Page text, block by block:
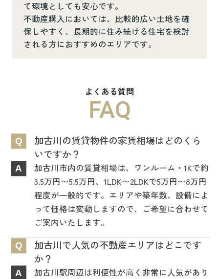
て環境としても安心です。
不動産購入においては、比較的広い土地を確
保しやすく、長期的に住み続ける住宅を検討
される方におすすめのエリアです。
よくある質問
FAQ
Q
加古川の賃貸物件の家賃相場はどのくら
いですか？
A
加古川市内の賃貸相場は、ワンルーム・1Kで約
3.5万円〜5.5万円、1LDK〜2LDKで5万円〜8万円
程度が一般的です。エリアや築年数、設備によ
って価格は変動しますので、ご希望に合わせて
ご案内いたします。
Q
加古川で人気の不動産エリアはどこです
か？
A
加古川駅周辺は利便性が高く非常に人気があり